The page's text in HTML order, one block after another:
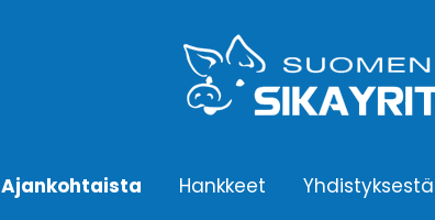
Ajankohtaista Hankkeet Yhdistyksestä